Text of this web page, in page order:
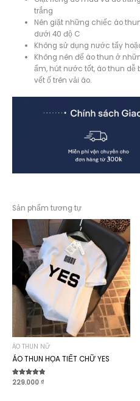
trắng
Nên giặt những chiếc áo
dưới 40 độ C
Không sử dụng nước tẩy
Không nên để áo thun ở
ẩm, hút nước tốt, áo thun
vết ố trên vải áo.
Sản phẩm tương tự
ÁO THUN NỮ
ÁO THUN HỌA TIẾT CHỮ YES
Được xếp
229.000 ₫